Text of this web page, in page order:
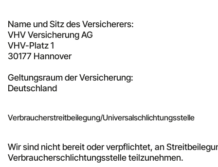
Name und Sitz des Versicherers:
VHV Versicherung AG
VHV-Platz 1
30177 Hannover
Geltungsraum der Versicherung:
Deutschland
Verbraucherstreitbeilegung/Universalschlichtungsstelle
Wir sind nicht bereit oder verpflichtet, an
Verbraucherschlichtungsstelle teilzunehmen.